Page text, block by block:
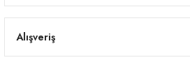
Alışveriş